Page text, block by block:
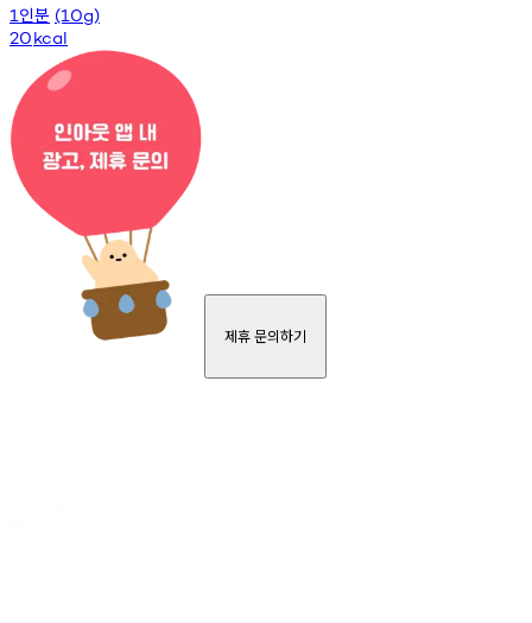
1 인분 (10g)
20kcal
제휴 문의하기